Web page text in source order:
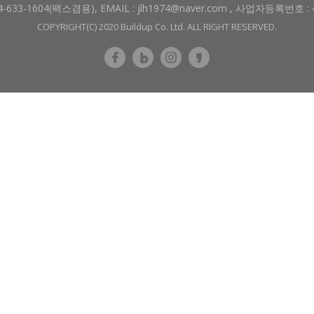
633-1604(팩스겸용), EMAIL : jlh1974@naver.com , 사업자등록번호 :
COPYRIGHT(C) 2020 Buildup Co. Ltd. ALL RIGHT RESERVED.